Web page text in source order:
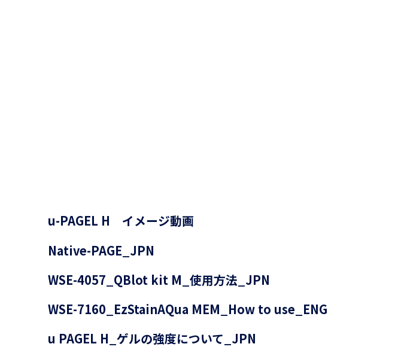
u-PAGEL H イメージ動画
Native-PAGE_JPN
WSE-4057_QBlot kit M_使用方法_JPN
WSE-7160_EzStainAQua MEM_How to use_ENG
u PAGEL H_ゲルの強度について_JPN